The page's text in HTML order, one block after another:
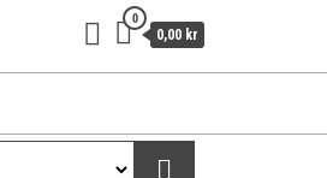
0
0,00 kr